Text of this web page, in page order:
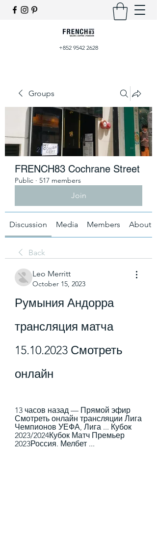
+852 9542 2628
Groups
FRENCH83 Cochrane Street
Public · 517 members
Join
Discussion Media Members About
Back
Leo Merritt
October 15, 2023
Румыния Андорра
трансляция матча
15.10.2023 Смотреть
онлайн
13 часов назад — Прямой эфир
Смотреть онлайн трансляции Лига
Чемпионов УЕФА, Лига ... Кубок
2023/2024Кубок Матч Премьер
2023Россия. Мелбет ...